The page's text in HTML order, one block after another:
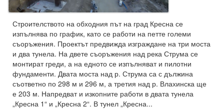
Строителството на обходния път на град Кресна се
изпълнява по график, като се работи на петте големи
съоръжения. Проектът предвижда изграждане на три моста
и два тунела. На двете съоръжения над река Струма се
монтират греди, а на едното се изпълняват и пилотни
фундаменти. Двата моста над р. Струма са с дължина
съответно по 298 м и 296 м, а третия над р. Влахинска ще
е 203 м. Напредват и изкопните работи в двата тунела
„Кресна 1“ и „Кресна 2“. В тунел „Кресна...